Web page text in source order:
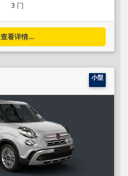
3 门
查看详情...
小型